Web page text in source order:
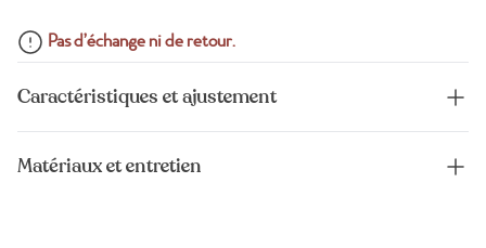
Pas d’échange ni de retour.
Caractéristiques et ajustement
Matériaux et entretien